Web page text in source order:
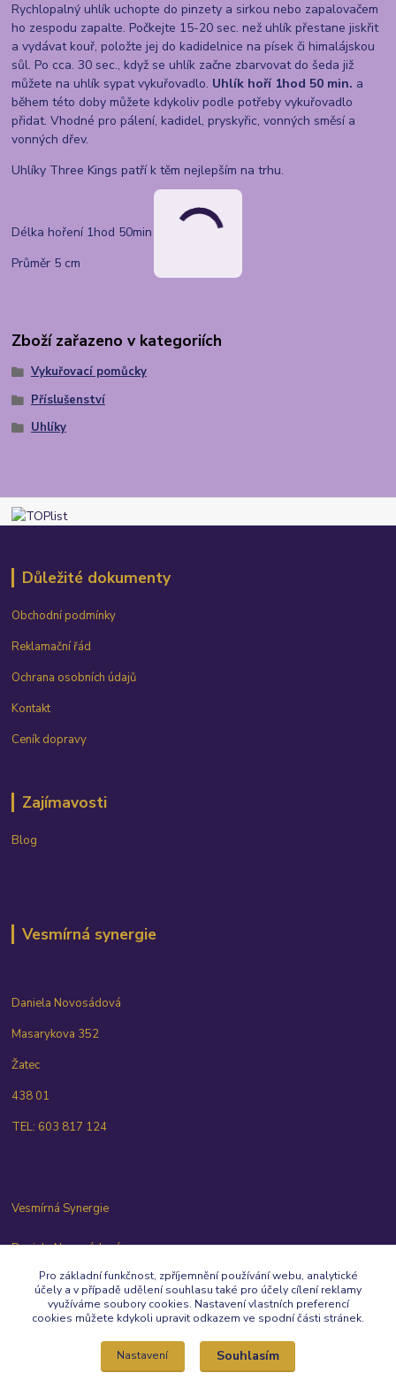
Rychlopalný uhlík uchopte do pinzety a sirkou nebo zapalovačem
ho zespodu zapalte. Počkejte 15-20 sec. než uhlík přestane jiskřit
a vydávat kouř, položte jej do kadidelnice na písek či himalájskou
sůl. Po cca. 30 sec., když se uhlík začne zbarvovat do šeda již
můžete na uhlík sypat vykuřovadlo. Uhlík hoří 1hod 50 min. a
během této doby můžete kdykoliv podle potřeby vykuřovadlo
přidat. Vhodné pro pálení, kadidel, pryskyřic, vonných směsí a
vonných dřev.
Uhlíky Three Kings patří k těm nejlepším na trhu.
Délka hoření 1hod 50min
Průměr 5 cm
Zboží zařazeno v kategoriích
Vykuřovací pomůcky
Příslušenství
Uhlíky
Důležité dokumenty
Obchodní podmínky
Reklamační řád
Ochrana osobních údajů
Kontakt
Ceník dopravy
Zajímavosti
Blog
Vesmírná synergie
Daniela Novosádová
Masarykova 352
Žatec
438 01
TEL: 603 817 124
Vesmírná Synergie
Daniela Novosádová
603 817 124
vesmirna.synergie@email.cz
Pro základní funkčnost, zpříjemnění používání webu, analytické
účely a v případě udělení souhlasu také pro účely cílení reklamy
využíváme soubory cookies. Nastavení vlastních preferencí
cookies můžete kdykoli upravit odkazem ve spodní části stránek.
Nastavení Souhlasím